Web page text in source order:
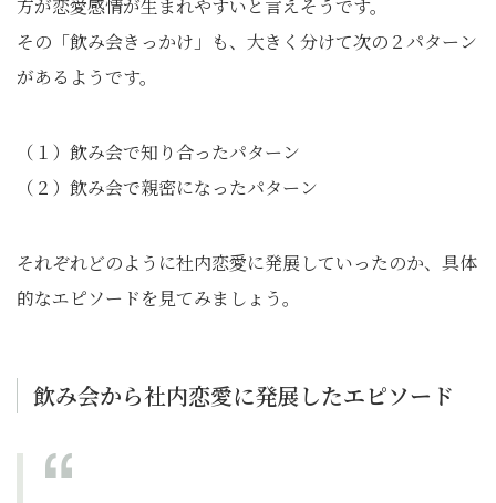
方が恋愛感情が生まれやすいと言えそうです。
その「飲み会きっかけ」も、大きく分けて次の２パターン
があるようです。
（１）飲み会で知り合ったパターン
（２）飲み会で親密になったパターン
それぞれどのように社内恋愛に発展していったのか、具体
的なエピソードを見てみましょう。
飲み会から社内恋愛に発展したエピソード